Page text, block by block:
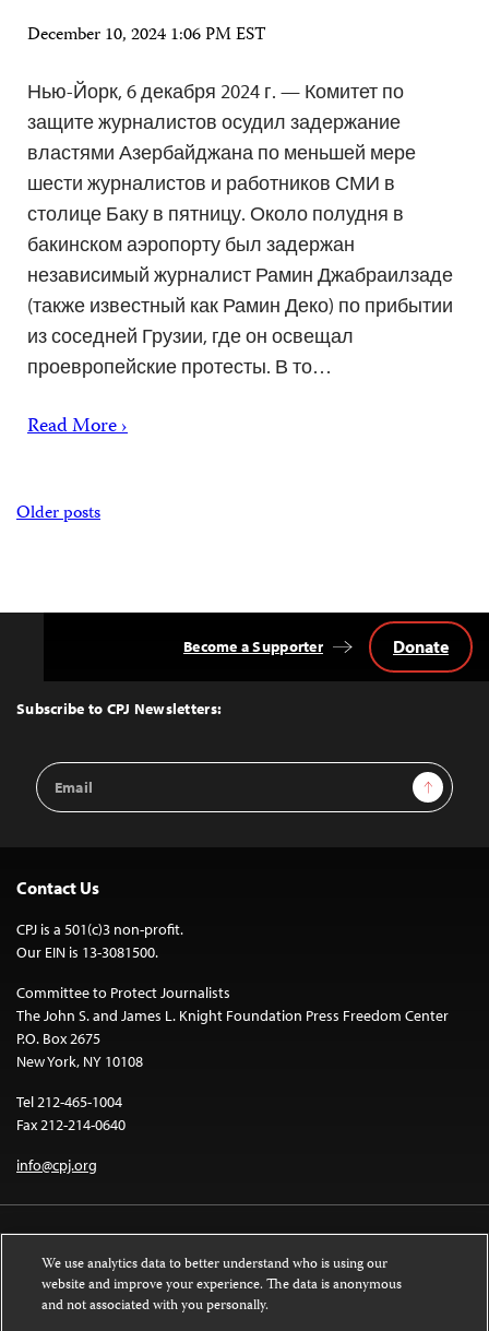
December 10, 2024 1:06 PM EST
Нью-Йорк, 6 декабря 2024 г. — Комитет по
защите журналистов осудил задержание
властями Азербайджана по меньшей мере
шести журналистов и работников СМИ в
столице Баку в пятницу. Около полудня в
бакинском аэропорту был задержан
независимый журналист Рамин Джабраилзаде
(также известный как Рамин Деко) по прибытии
из соседней Грузии, где он освещал
проевропейские протесты. В то…
Read More ›
Posts
Older posts
Top
Subscribe to CPJ Newsletters:
Email
Address
Sign Up
Become a Supporter Donate
Contact Us
CPJ is a 501(c)3 non-profit.
Our EIN is 13-3081500.
Committee to Protect Journalists
The John S. and James L. Knight Foundation Press Freedom Center
P.O. Box 2675
New York, NY 10108
Tel 212-465-1004
Fax 212-214-0640
info@cpj.org
Except where noted, text on this website is licensed under a
We use analytics data to better understand who is using our
website and improve your experience. The data is anonymous
and not associated with you personally.